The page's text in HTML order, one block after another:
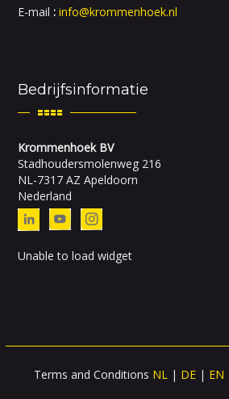
E-mail :info@krommenhoek.nl
Bedrijfsinformatie
Krommenhoek BV
Stadhoudersmolenweg 216
NL-7317 AZ Apeldoorn
Nederland
Unable to load widget
Terms and Conditions NL| DE| EN